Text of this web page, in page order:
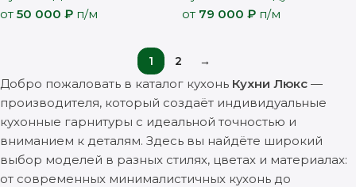
от 50 000 ₽ п/м
от 79 000 ₽ п/м
1 2 →
Добро пожаловать в каталог кухонь Кухни Люкс —
производителя, который создаёт индивидуальные
кухонные гарнитуры с идеальной точностью и
вниманием к деталям. Здесь вы найдёте широкий
выбор моделей в разных стилях, цветах и материалах:
от современных минималистичных кухонь до